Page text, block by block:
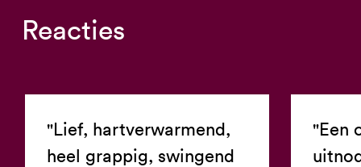
Reacties
"Lief, hartverwarmend,
heel grappig, swingend
"Een